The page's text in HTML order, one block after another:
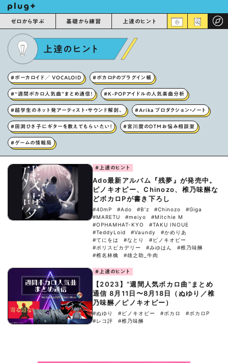
ゼロから学ぶ 基礎から練習 上達のヒント
上達のヒント
#ボーカロイド／ VOCALOID #ボカロPのプラグイン帳
#“週間ボカロ人気曲”まとめ通信！ #K-POPアイドルの人気楽曲分析
#超学生のネット発アーティスト・サウンド解剖。 #Arika プロダクション・ノート
#田渕ひさ子にギターを教えてもらいたい！ #宮川麿のDTMお悩み相談室
#ゲームの情報局
#上達のヒント
Ado最新アルバム『残夢』が発売中。
ピノキオピー、Chinozo、椎乃味醂な
どボカロPが書き下ろし
#40mP #Ado #B’z #Chinozo
#Giga
#MARETU
#meiyo
#Mitchie M
#OPHAMHAT-KYO
#TAKU INOUE
#TeddyLoid
#Vaundy
#かめりあ
#てにをは
#なとり
#ピノキオピー
#ポリスピカデリー
#みゆはん
#椎乃味醂
#椎名林檎
#雄之助_牛肉
#上達のヒント
【2023】“週間人気ボカロ曲”まとめ
通信 8月11日〜8月18日（ぬゆり／椎
乃味醂／ピノキオピー）
#ぬゆり #ピノキオピー #ボカロ
#ボカロP
#レコ評
#椎乃味醂